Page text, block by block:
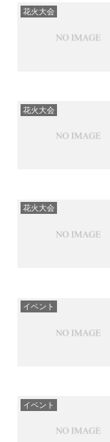
花火大会
花火大会
花火大会
イベント
イベント